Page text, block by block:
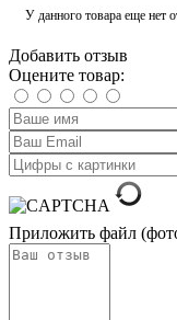
У данного товара еще нет
Добавить отзыв
Оцените товар:
Приложить файл